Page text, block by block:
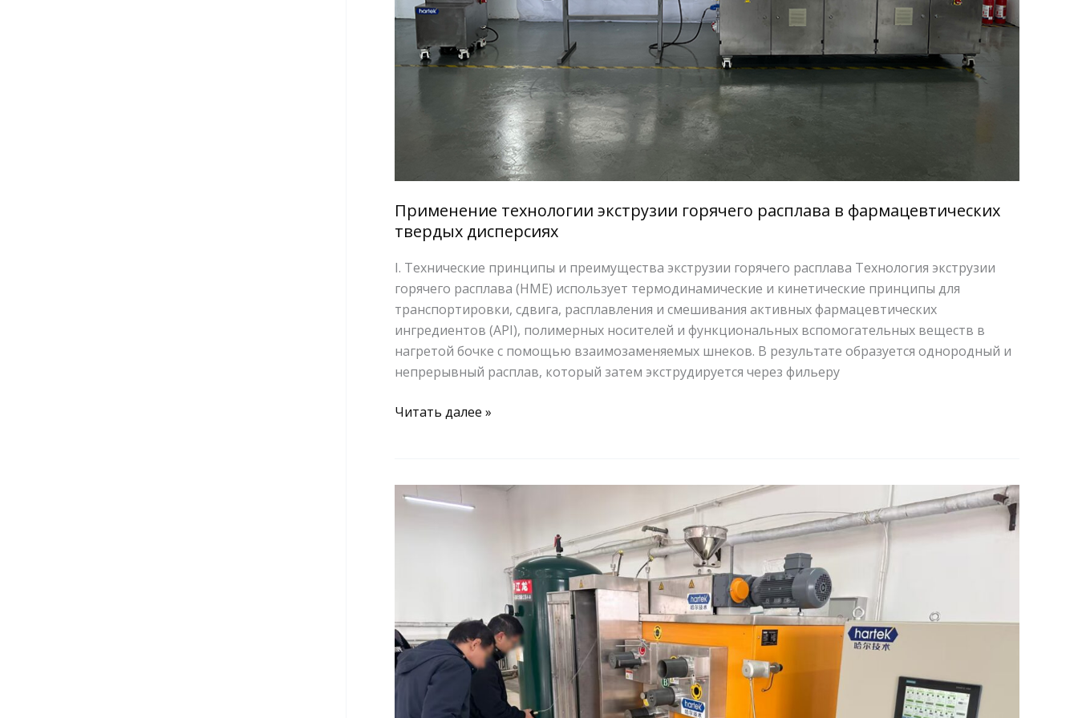
Применение технологии экструзии горячего расплава в фармацевтических
твердых дисперсиях
I. Технические принципы и преимущества экструзии горячего расплава Технология экструзии
горячего расплава (HME) использует термодинамические и кинетические принципы для
транспортировки, сдвига, расплавления и смешивания активных фармацевтических
ингредиентов (API), полимерных носителей и функциональных вспомогательных веществ в
нагретой бочке с помощью взаимозаменяемых шнеков. В результате образуется однородный и
непрерывный расплав, который затем экструдируется через фильеру
Читать далее »
Небольшая
прядильная
в
Пекин